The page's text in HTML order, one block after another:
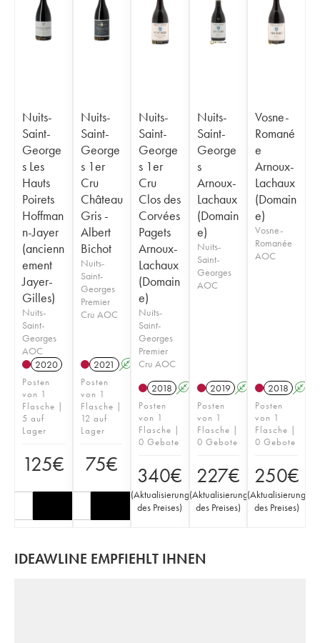
Nuits-
Saint-
George
s Les
Hauts
Poirets
Hoffman
n-Jayer
(ancienn
ement
Jayer-
Gilles)
Nuits-
Saint-
Georges
AOC
2020
Posten
von 1
Flasche |
5 auf
Lager
125€
Nuits-
Saint-
George
s 1er
Cru
Château
Gris -
Albert
Bichot
Nuits-
Saint-
Georges
Premier
Cru AOC
2021 A
Posten
von 1
Flasche |
12 auf
Lager
75€
Nuits-
Saint-
George
s 1er
Cru
Clos des
Corvées
Pagets
Arnoux-
Lachaux
(Domain
e)
Nuits-
Saint-
Georges
Premier
Cru AOC
2018 A
Posten
von 1
Flasche |
0 Gebote
340€
(Aktualisierung
des Preises)
Nuits-
Saint-
George
s
Arnoux-
Lachaux
(Domain
e)
Nuits-
Saint-
Georges
AOC
2019 A
Posten
von 1
Flasche |
0 Gebote
227€
(Aktualisierung
des Preises)
Vosne-
Romané
e
Arnoux-
Lachaux
(Domain
e)
Vosne-
Romanée
AOC
2018 A
Posten
von 1
Flasche |
0 Gebote
250€
(Aktualisierung
des Preises)
IDEAWLINE EMPFIEHLT IHNEN